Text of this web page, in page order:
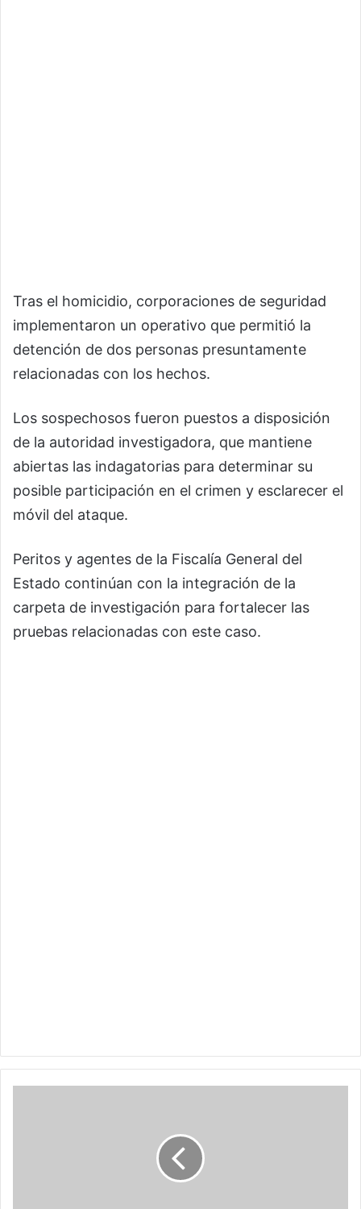
Tras el homicidio, corporaciones de seguridad
implementaron un operativo que permitió la
detención de dos personas presuntamente
relacionadas con los hechos.
Los sospechosos fueron puestos a disposición
de la autoridad investigadora, que mantiene
abiertas las indagatorias para determinar su
posible participación en el crimen y esclarecer el
móvil del ataque.
Peritos y agentes de la Fiscalía General del
Estado continúan con la integración de la
carpeta de investigación para fortalecer las
pruebas relacionadas con este caso.